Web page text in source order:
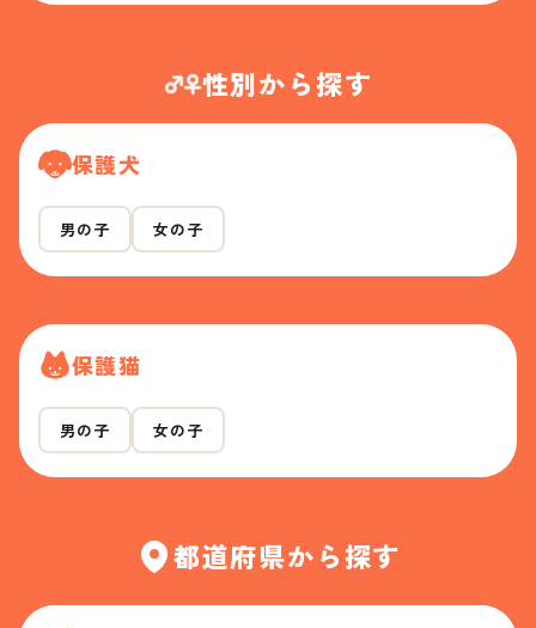
性別から探す
保護犬
男の子 女の子
保護猫
男の子 女の子
都道府県から探す